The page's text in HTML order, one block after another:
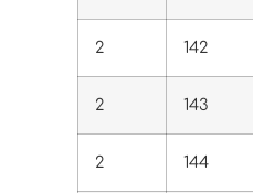
2 142
2 143
2 144